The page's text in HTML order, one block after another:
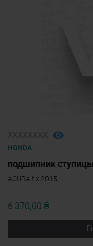
HONDA
подшипник
ACURA tlx 2015
6 370,00 ₴